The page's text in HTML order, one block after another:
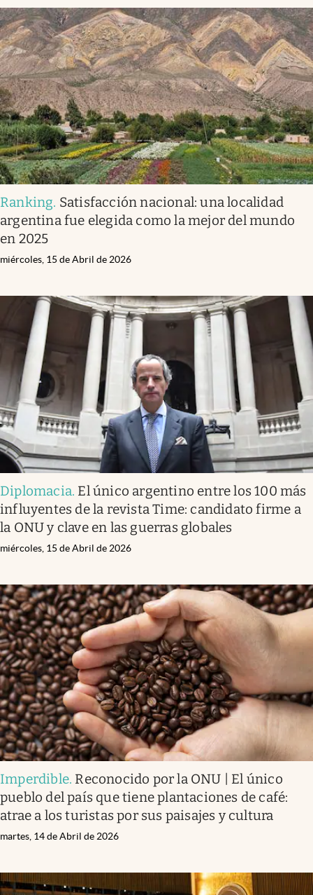
Ranking. Satisfacción nacional: una localidad
argentina fue elegida como la mejor del mundo
en 2025
miércoles, 15 de Abril de 2026
Diplomacia. El único argentino entre los 100 más
influyentes de la revista Time: candidato firme a
la ONU y clave en las guerras globales
miércoles, 15 de Abril de 2026
Imperdible. Reconocido por la ONU | El único
pueblo del país que tiene plantaciones de café:
atrae a los turistas por sus paisajes y cultura
martes, 14 de Abril de 2026